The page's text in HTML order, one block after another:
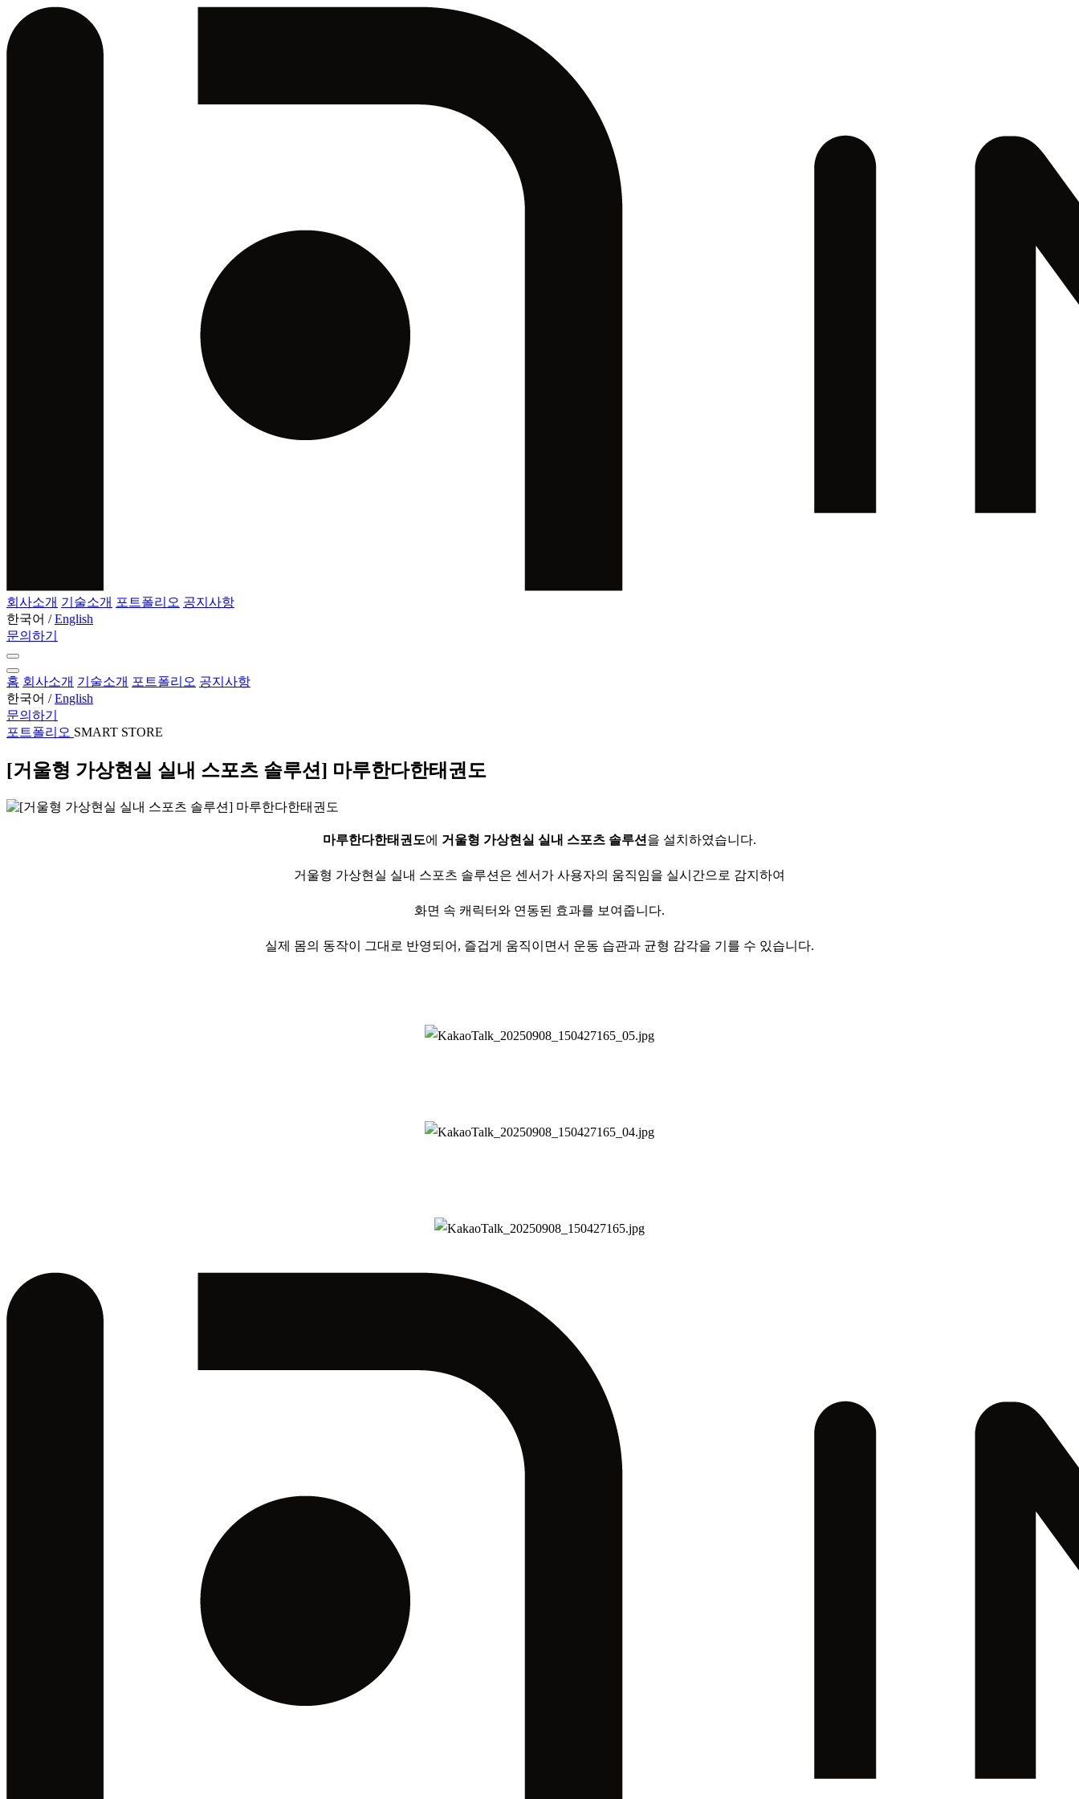
회사소개 기술소개 포트폴리오 공지사항
한국어 / English
문의하기
홈 회사소개 기술소개 포트폴리오 공지사항
한국어 / English
문의하기
포트폴리오 SMART STORE
[거울형 가상현실 실내 스포츠 솔루션] 마루한다한태권도
마루한다한태권도에 거울형 가상현실 실내 스포츠 솔루션 을 설치하였습니다.
거울형 가상현실 실내 스포츠 솔루션은 센서가 사용자의 움직임을 실시간으로 감지하여
화면 속 캐릭터와 연동된 효과를 보여줍니다.
실제 몸의 동작이 그대로 반영되어, 즐겁게 움직이면서 운동 습관과 균형 감각을 기를 수 있습니다.